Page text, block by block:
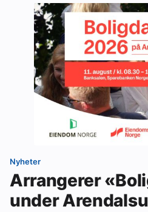
Nyheter
Arrangerer
under